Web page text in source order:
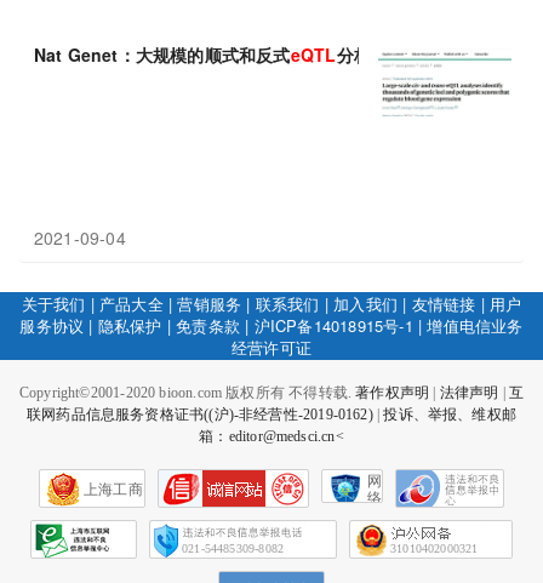
Nat Genet：大规模的顺式和反式eQTL分析或能识别出调节血液
2021-09-04
关于我们 | 产品大全|营销服务 | 联系我们 | 加入我们 | 友情链接 | 用户
服务协议 | 隐私保护 |免责条款 | 沪ICP备14018915号-1 |增值电信业务
经营许可证
Copyright©2001-2020 bioon.com 版权所有 不得转载.著作权声明 法律声明
互
联网药品信息服务资格证书((沪)-非经营性-2019-0162)|投诉、举报、维权邮
箱：editor@medsci.cn<
上海工商
网
络
会
征
021-54485309-8082 31010402000321